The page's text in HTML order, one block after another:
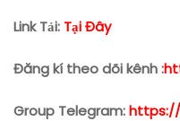
Link Tải: Tại Đây
Đăng kí theo dõi kênh :
Group Telegram:https://